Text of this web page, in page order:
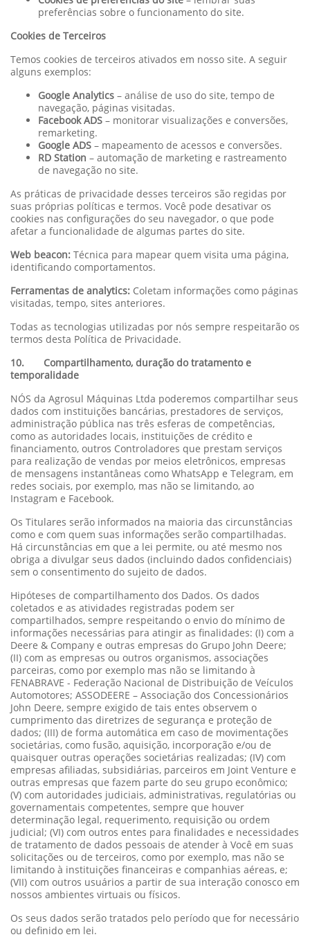
preferências sobre o funcionamento do site.
Cookies de Terceiros
Temos cookies de terceiros ativados em nosso site. A seguir
alguns exemplos:
Google Analytics – análise de uso do site, tempo de
navegação, páginas visitadas.
Facebook ADS – monitorar visualizações e conversões,
remarketing.
Google ADS – mapeamento de acessos e conversões.
RD Station – automação de marketing e rastreamento
de navegação no site.
As práticas de privacidade desses terceiros são regidas por
suas próprias políticas e termos. Você pode desativar os
cookies nas configurações do seu navegador, o que pode
afetar a funcionalidade de algumas partes do site.
Web beacon: Técnica para mapear quem visita uma página,
identificando comportamentos.
Ferramentas de analytics: Coletam informações como páginas
visitadas, tempo, sites anteriores.
Todas as tecnologias utilizadas por nós sempre respeitarão os
termos desta Política de Privacidade.
10. Compartilhamento, duração do tratamento e
temporalidade
NÓS da Agrosul Máquinas Ltda poderemos compartilhar seus
dados com instituições bancárias, prestadores de serviços,
administração pública nas três esferas de competências,
como as autoridades locais, instituições de crédito e
financiamento, outros Controladores que prestam serviços
para realização de vendas por meios eletrônicos, empresas
de mensagens instantâneas como WhatsApp e Telegram, em
redes sociais, por exemplo, mas não se limitando, ao
Instagram e Facebook.
Os Titulares serão informados na maioria das circunstâncias
como e com quem suas informações serão compartilhadas.
Há circunstâncias em que a lei permite, ou até mesmo nos
obriga a divulgar seus dados (incluindo dados confidenciais)
sem o consentimento do sujeito de dados.
Hipóteses de compartilhamento dos Dados. Os dados
coletados e as atividades registradas podem ser
compartilhados, sempre respeitando o envio do mínimo de
informações necessárias para atingir as finalidades: (I) com a
Deere & Company e outras empresas do Grupo John Deere;
(II) com as empresas ou outros organismos, associações
parceiras, como por exemplo mas não se limitando à
FENABRAVE - Federação Nacional de Distribuição de Veículos
Automotores; ASSODEERE – Associação dos Concessionários
John Deere, sempre exigido de tais entes observem o
cumprimento das diretrizes de segurança e proteção de
dados; (III) de forma automática em caso de movimentações
societárias, como fusão, aquisição, incorporação e/ou de
quaisquer outras operações societárias realizadas; (IV) com
empresas afiliadas, subsidiárias, parceiros em Joint Venture e
outras empresas que fazem parte do seu grupo econômico;
(V) com autoridades judiciais, administrativas, regulatórias ou
governamentais competentes, sempre que houver
determinação legal, requerimento, requisição ou ordem
judicial; (VI) com outros entes para finalidades e necessidades
de tratamento de dados pessoais de atender à Você em suas
solicitações ou de terceiros, como por exemplo, mas não se
limitando à instituições financeiras e companhias aéreas, e;
(VII) com outros usuários a partir de sua interação conosco em
nossos ambientes virtuais ou físicos.
Os seus dados serão tratados pelo período que for necessário
ou definido em lei.